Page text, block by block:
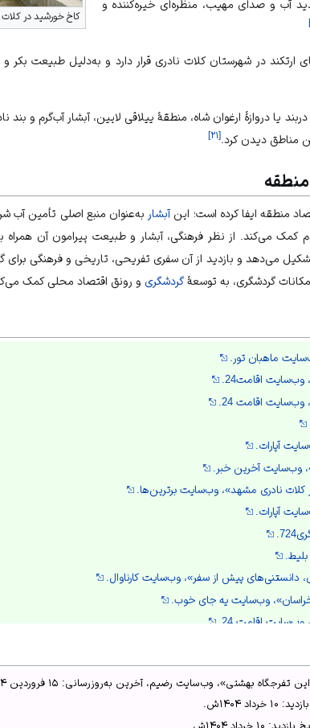
کاخ خورشید در کلات
ریزش شدید آب و صدای مهیب، منظره‌ای خیره‌کننده و
]
ارتکند در شهرستان کلات نادری قرار دارد و به‌دلیل طبیعت
دربند یا دروازهٔ ارغوان شاه، منطقهٔ ییلاقی لایین، آبشار آب‌گرم و
مناطق دیدن کرد. [۲۱]
منطقه ایفا کرده است؛ اینآبشار به‌عنوان منبع اصلی تأمین آب
می‌کند. از نظر فرهنگی، آبشار و طبیعت پیرامون آن همراه
می‌دهد و بازدید از آن سفری تفریحی، تاریخی و فرهنگی
گردشگری، به توسعهٔگردشگری و رونق اقتصاد محلی کمک
ماهبان تور.
اقامت24.
اقامت 24.
آپارات.
وب‌سایت آخرین خبر.
کلات نادری مشهد»، وب‌سایت برترین‌ها.
آپارات.
دانستنی‌های پیش از سفر»، وب‌سایت کارناوال.
وب‌سایت یه جای خوب.
اقامت 24.
از گنج‌های طبیعی و تاریخی»، خبرگزاری ایسنا.
از گنج‌های طبیعی و تاریخی»، خبرگزاری ایسنا.
گرم در دامن طبیعتی بکر»، خبرگزاری ایرنا.
بهشتی»، وب‌سایت رضیم، آخرین به‌روزرسانی: ۱۵ فروردین ۱۴۰۴ش.
۱۴۰۴ش.
۱۴۰۴ش.